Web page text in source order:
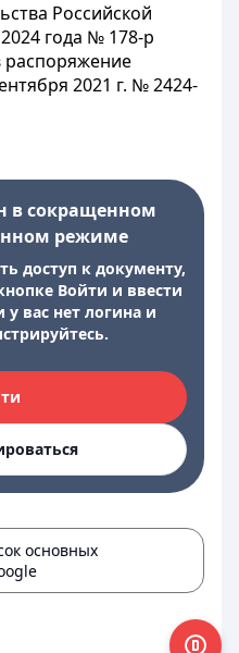
Российской
года № 178-р
2021 г. № 2424-
в сокращенном
режиме
доступ к документу,
Войти и ввести
вас нет логина и
основных